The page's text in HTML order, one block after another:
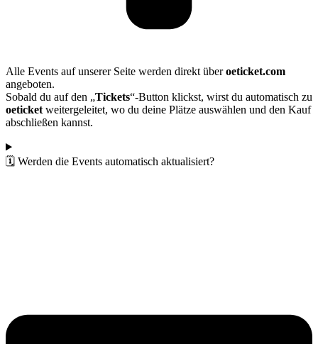
Alle Events auf unserer Seite werden direkt überoeticket.com
angeboten.
Sobald du auf den „Tickets“-Button klickst, wirst du automatisch zu
oeticketweitergeleitet, wo du deine Plätze auswählen und den Kauf
abschließen kannst.
🗓️ Werden die Events automatisch aktualisiert?